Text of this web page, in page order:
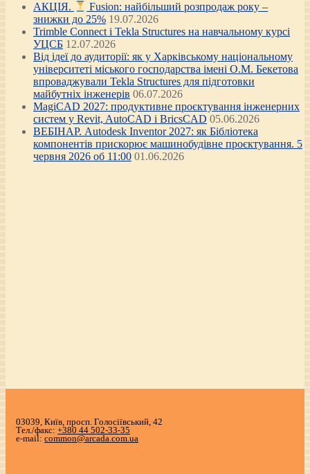
АКЦІЯ.
Fusion: найбільший розпродаж року –
знижки до 25% 19.07.2026
Trimble Connect і Tekla Structures на навчальному курсі
УЦСБ 12.07.2026
Від ідеї до аудиторії: як у Харківському національному
університеті міського господарства імені О.М. Бекетова
впроваджували Tekla Structures для підготовки
майбутніх інженерів 06.07.2026
MagiCAD 2027: продуктивне проєктування інженерних
систем у Revit, AutoCAD і BricsCAD 05.06.2026
ВЕБІНАР. Autodesk Inventor 2027: як Бібліотека
компонентів прискорює машинобудівне проєктування. 5
червня 2026 об 11:00 01.06.2026
03039, Київ, просп. Голосіївський, 42
Тел./факс: +380 44 502-33-35
e-mail: common@arcada.com.ua